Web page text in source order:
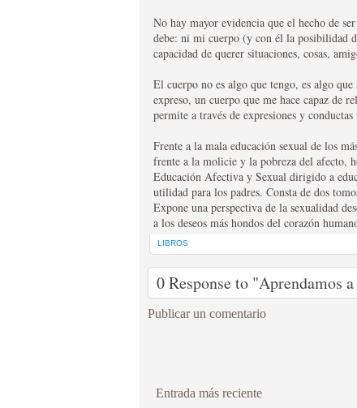
El Boletín Carlista de Madrid, con la publicación
esfuerzo que será recompensado por su público.
números del Boletín Carlista editados en el 2008.
que este volúmen en tomo único, es la única
una de las más destacables novedades, pues en
editado en color en un par de ocasiones y
entrañable director Don Javier de Lizarza. Sin
EL BOLETIN
HTTP://WWW.LAVOZ.CIRCULOCARLISTA.COM/
El Boletín Carlista de Madrid es el órgano de
publicación tiene una periodicidad trimestral,
trata temas principalmente del carlismo, pero sin
gonzando de gran prestigio el Boletín verá
habiendose modificada y actualizado sus
nuevas secciones. La suscripción anual es de
28080 Madrid info@circulocarlita.com
No hay mayor evidencia que el hecho de
debe: ni mi cuerpo (y con él la posibilidad
capacidad de querer situaciones, cosas,
El cuerpo no es algo que tengo, es algo
expreso, un cuerpo que me hace capaz de
permite a través de expresiones y
Frente a la mala educación sexual de los
frente a la molicie y la pobreza del afecto,
Educación Afectiva y Sexual dirigido a
utilidad para los padres. Consta de dos
Expone una perspectiva de la sexualidad
a los deseos más hondos del corazón
LIBROS
0 Response to "Aprendamos
Publicar un comentario
Entrada más reciente